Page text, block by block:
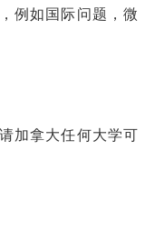
例如国际问题，微
加拿大任何大学可